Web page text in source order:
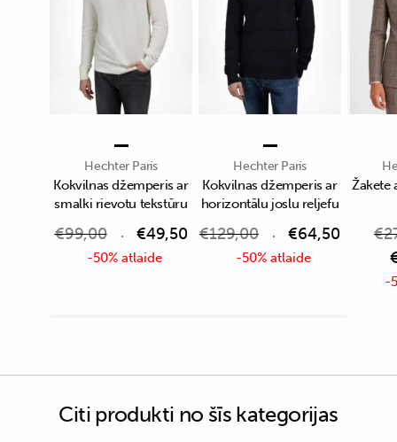
Hechter Paris
Kokvilnas džemperis ar
smalki rievotu tekstūru
€99,00 €49,50
-50% atlaide
Hechter Paris
Kokvilnas džemperis ar
horizontālu joslu reljefu
€129,00 €64,50
-50% atlaide
Žakete
€
-
Citi produkti no šīs kategorijas